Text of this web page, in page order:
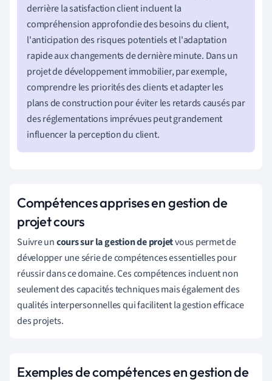
derrière la satisfaction client incluent la
compréhension approfondie des besoins du client,
l'anticipation des risques potentiels et l'adaptation
rapide aux changements de dernière minute. Dans un
projet de développement immobilier, par exemple,
comprendre les priorités des clients et adapter les
plans de construction pour éviter les retards causés par
des réglementations imprévues peut grandement
influencer la perception du client.
Compétences apprises en gestion de
projet cours
Suivre uncours sur la gestion de projetvous permet de
développer une série de compétences essentielles pour
réussir dans ce domaine. Ces compétences incluent non
seulement des capacités techniques mais également des
qualités interpersonnelles qui facilitent la gestion efficace
des projets.
Exemples de compétences en gestion de